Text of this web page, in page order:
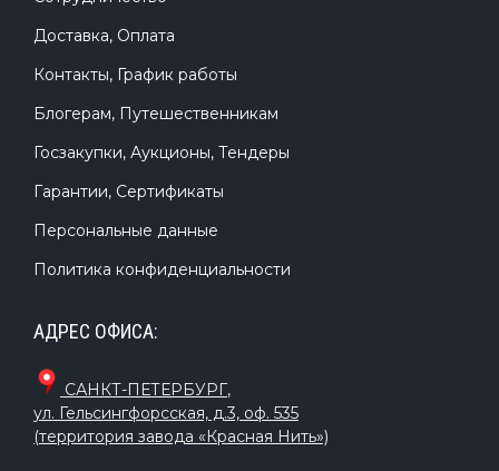
Доставка, Оплата
Контакты, График работы
Блогерам, Путешественникам
Госзакупки, Аукционы, Тендеры
Гарантии, Сертификаты
Персональные данные
Политика конфиденциальности
АДРЕС ОФИСА:
САНКТ-ПЕТЕРБУРГ,
ул. Гельсингфорсская, д.3, оф. 535
(территория завода «Красная Нить»)